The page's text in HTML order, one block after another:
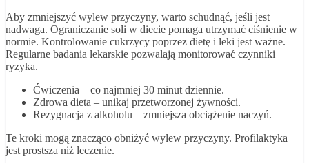
Aby zmniejszyć wylew przyczyny, warto schudnąć, jeśli jest
nadwaga. Ograniczanie soli w diecie pomaga utrzymać ciśnienie w
normie. Kontrolowanie cukrzycy poprzez dietę i leki jest ważne.
Regularne badania lekarskie pozwalają monitorować czynniki
ryzyka.
Ćwiczenia – co najmniej 30 minut dziennie.
Zdrowa dieta – unikaj przetworzonej żywności.
Rezygnacja z alkoholu – zmniejsza obciążenie naczyń.
Te kroki mogą znacząco obniżyć wylew przyczyny. Profilaktyka
jest prostsza niż leczenie.